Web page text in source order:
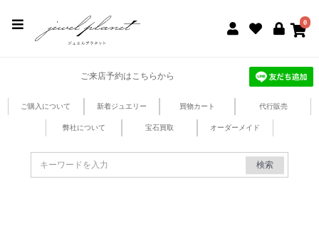
0
ご来店予約はこちらから
ご購入について 新着ジュエリー 買物カート 代行販売
弊社について 宝石買取 オーダーメイド
検索